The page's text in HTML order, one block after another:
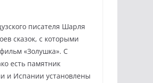
писателя Шарля
сказок, с которыми
«Золушка». С
есть памятник
и Испании установлены